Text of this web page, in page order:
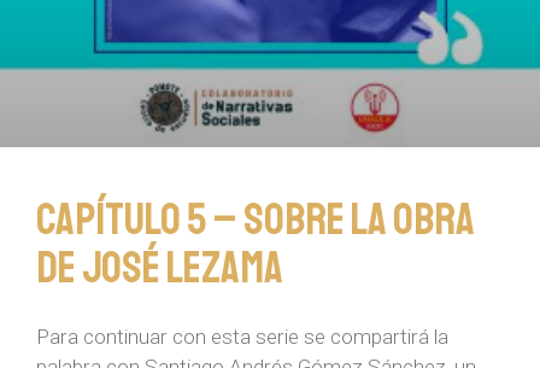
Capítulo 5 – Sobre la obra
de José Lezama
Para continuar con esta serie se compartirá la